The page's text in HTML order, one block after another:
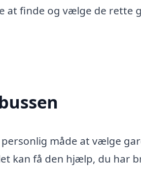
finde og vælge de rette
måde at vælge
kan få den hjælp, du har